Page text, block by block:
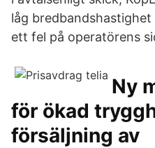
låg
ett fel på operatörens
Ny
för ökad
försäljning av